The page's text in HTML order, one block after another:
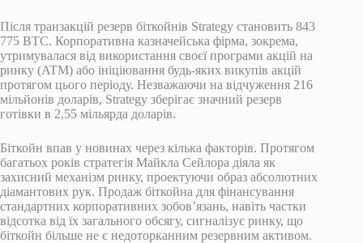
Після транзакцій резерв біткойнів Strategy становить 843
775 BTC. Корпоративна казначейська фірма, зокрема,
утримувалася від використання своєї програми акцій на
ринку (ATM) або ініціювання будь-яких викупів акцій
протягом цього періоду. Незважаючи на відчуження 216
мільйонів доларів, Strategy зберігає значний резерв
готівки в 2,55 мільярда доларів.
Біткойн впав у новинах через кілька факторів. Протягом
багатьох років стратегія Майкла Сейлора діяла як
захисний механізм ринку, проектуючи образ абсолютних
діамантових рук. Продаж біткойна для фінансування
стандартних корпоративних зобов’язань, навіть частки
відсотка від їх загального обсягу, сигналізує ринку, що
біткойн більше не є недоторканним резервним активом.